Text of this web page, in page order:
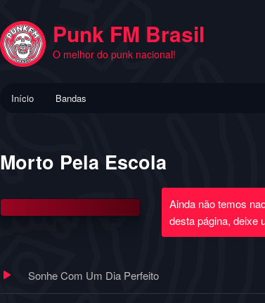
Punk FM Brasil
O melhor do punk nacional!
Início Bandas
Morto Pela Escola
Ainda não temos
desta página, deixe
Sonhe Com Um Dia Perfeito